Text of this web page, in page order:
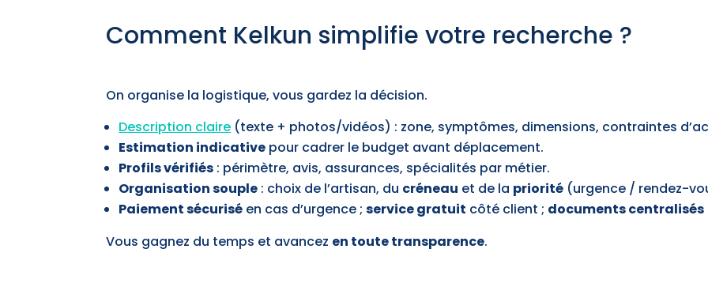
Comment Kelkun simplifie votre recherche ?
On organise la logistique, vous gardez la décision.
Description claire (texte + photos/vidéos) : zone, symptômes, dimensions, contraintes
Estimation indicative pour cadrer le budget avant déplacement.
Profils vérifiés : périmètre, avis, assurances, spécialités par métier.
Organisation souple : choix de l’artisan, du créneau et de la priorité (urgence / rendez-
Paiement sécurisé en cas d’urgence ;service gratuit côté client ; documents centralisés
Vous gagnez du temps et avancez en toute transparence.